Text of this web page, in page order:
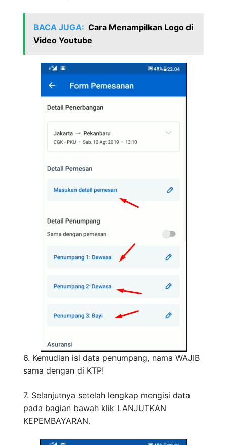
BACA JUGA: Cara Menampilkan Logo di
Video Youtube
6. Kemudian isi data penumpang, nama WAJIB
sama dengan di KTP!
7. Selanjutnya setelah lengkap mengisi data
pada bagian bawah klik LANJUTKAN
KEPEMBAYARAN.